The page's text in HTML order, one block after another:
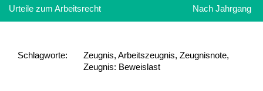
Urteile zum Arbeitsrecht Nach Jahrgang
Schlag­worte:
Zeugnis, Arbeitszeugnis, Zeugnisnote,
Zeugnis: Beweislast